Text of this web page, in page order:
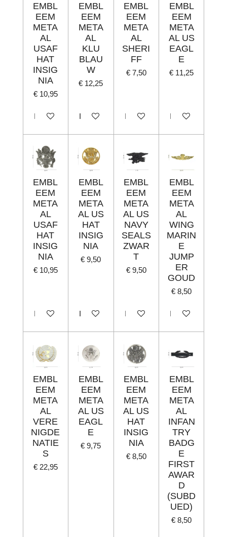
EMBL
EEM
META
AL
USAF
HAT
INSIG
NIA
€ 10,95
In winkelwagen
EMBL
EEM
META
AL
KLU
BLAU
W
€ 12,25
In winkelwagen
EMBL
EEM
META
AL
SHERI
FF
€ 7,50
In winkelwagen
EMBL
EEM
META
AL US
EAGL
E
€ 11,25
In winkelwagen
EMBL
EEM
META
AL
USAF
HAT
INSIG
NIA
€ 10,95
In winkelwagen
EMBL
EEM
META
AL US
HAT
INSIG
NIA
€ 9,50
In winkelwagen
EMBL
EEM
META
AL US
NAVY
SEALS
ZWAR
T
€ 9,50
In winkelwagen
EMBL
EEM
META
AL
WING
MARIN
E
JUMP
ER
GOUD
€ 8,50
In winkelwagen
EMBL
EEM
META
AL
VERE
NIGDE
NATIE
S
€ 22,95
EMBL
EEM
META
AL US
EAGL
E
€ 9,75
EMBL
EEM
META
AL US
HAT
INSIG
NIA
€ 8,50
EMBL
EEM
META
AL
INFAN
TRY
BADG
E
FIRST
AWAR
D
(SUBD
UED)
€ 8,50